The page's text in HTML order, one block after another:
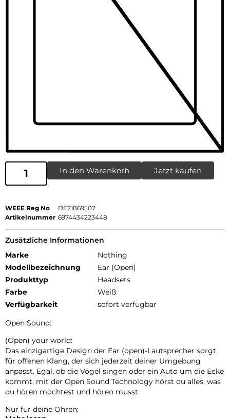
In den Warenkorb Jetzt kaufen
WEEE Reg No
DE21869507
Artikelnummer 6974434223448
Zusätzliche Informationen
Marke
Nothing
Modellbezeichnung
Ear (Open)
Produkttyp
Headsets
Farbe
Weiß
Verfügbarkeit
sofort verfügbar
Open Sound:
(Open) your world:
Das einzigartige Design der Ear (open)-Lautsprecher sorgt
für offenen Klang, der sich jederzeit deiner Umgebung
anpasst. Egal, ob die Vögel singen oder ein Auto um die Ecke
kommt, mit der Open Sound Technology hörst du alles, was
du hören möchtest und hören musst.
Nur für deine Ohren: